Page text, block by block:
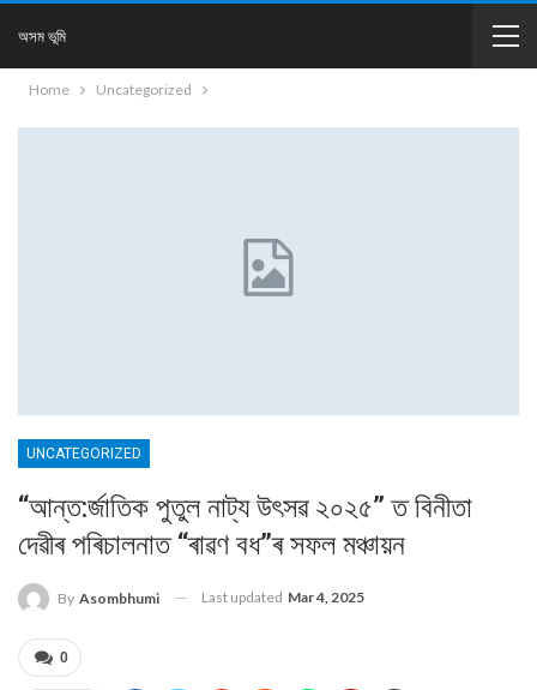
অসম ভূমি
Home Uncategorized
UNCATEGORIZED
“আন্ত:ৰ্জাতিক পুতুল নাট্য উৎসৱ ২০২৫” ত বিনীতা
দেৱীৰ পৰিচালনাত “ৰাৱণ বধ”ৰ সফল মঞ্চায়ন
By Asombhumi Last updated Mar 4, 2025
0